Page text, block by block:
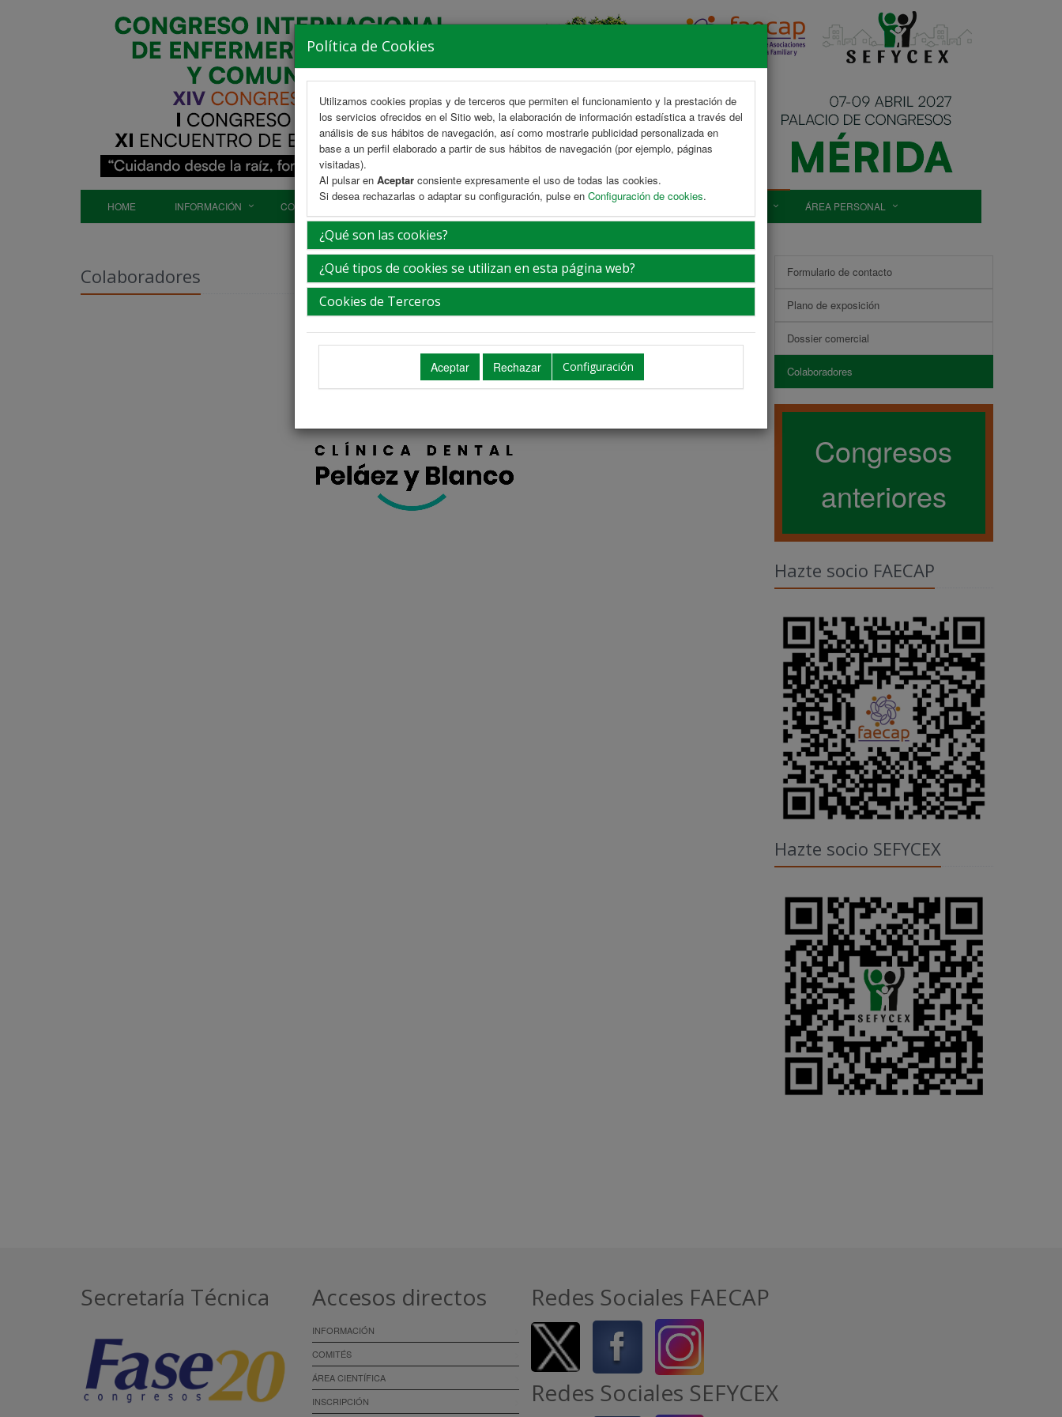
Política de Cookies
Utilizamos cookies propias y de terceros que permiten el funcionamiento y la prestación de
los servicios ofrecidos en el Sitio web, la elaboración de información estadística a través del
análisis de sus hábitos de navegación, así como mostrarle publicidad personalizada en
base a un perfil elaborado a partir de sus hábitos de navegación (por ejemplo, páginas
visitadas).
Al pulsar en Aceptar consiente expresamente el uso de todas las cookies.
Si desea rechazarlas o adaptar su configuración, pulse en Configuración de cookies.
¿Qué son las cookies?
¿Qué tipos de cookies se utilizan en esta página web?
Cookies de Terceros
Configuración
HOME INFORMACIÓN COMITÉS INSCRIPCIÓN ALOJAMIENTO ÁREA PERSONAL
Colaboradores Formulario de contacto
Plano de exposición
Dossier comercial
Colaboradores
Congresos
anteriores
Hazte socio FAECAP
Hazte socio SEFYCEX
Secretaría Técnica Accesos directos
INFORMACIÓN
COMITÉS
ÁREA CIENTÍFICA
INSCRIPCIÓN
Redes Sociales FAECAP
Redes Sociales SEFYCEX